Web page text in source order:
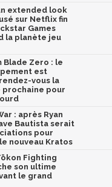
extended look
sur Netflix fin
Games
la planète jeu
Blade Zero : le
est
vous la
prochaine pour
: après Ryan
Bautista serait
pour
nouveau Kratos
Fighting
son ultime
le grand